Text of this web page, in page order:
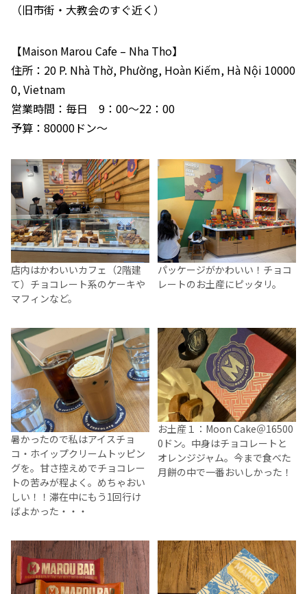
（旧市街・大教会のすぐ近く）
【Maison Marou Cafe – Nha Tho】
住所：20 P. Nhà Thờ, Phường, Hoàn Kiếm, Hà Nội 10000
0, Vietnam
営業時間：毎日 9：00～22：00
予算：80000ドン～
店内はかわいいカフェ（2階建
て）チョコレート系のケーキや
マフィンなど。
パッケージがかわいい！チョコ
レートのお土産にピッタリ。
暑かったので私はアイスチョ
コ・ホイップクリームトッピン
グを。甘さ控えめでチョコレー
トの苦みが程よく。めちゃおい
しい！！滞在中にもう1回行け
ばよかった・・・
お土産１：Moon Cake＠16500
0ドン。中身はチョコレートと
オレンジジャム。今まで食べた
月餅の中で一番おいしかった！